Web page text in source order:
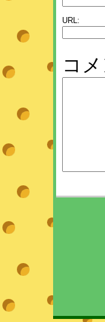
URL:
コ